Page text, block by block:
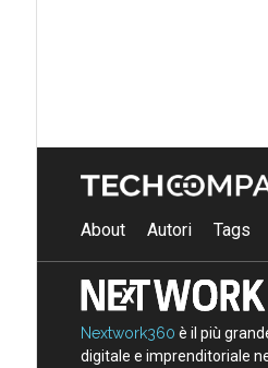
About Autori Tags
Nextwork360 è il più
digitale e imprenditoriale